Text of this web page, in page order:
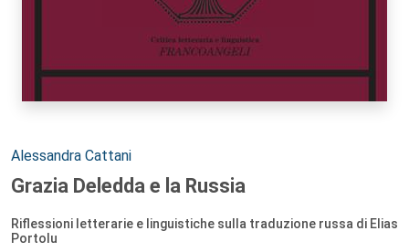
Autori:
Alessandra Cattani
Grazia Deledda e la Russia
Riflessioni letterarie e linguistiche sulla traduzione russa di Elias
Portolu